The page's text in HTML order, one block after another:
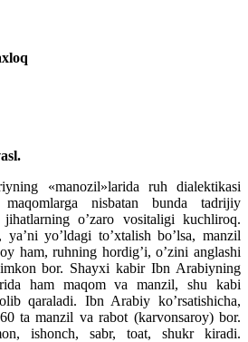
«manozil»larida ruh dialektikasi
nisbatan bunda tadrijiy
o’zaro vositaligi kuchliroq.
yo’ldagi to’xtalish bo’lsa, manzil
ham, ruhning hordig’i, o’zini anglashi
bor. Shayxi kabir Ibn Arabiyning
ham maqom va manzil, shu kabi
qaraladi. Ibn Arabiy ko’rsatishicha,
ta manzil va rabot (karvonsaroy) bor.
ishonch, sabr, toat, shukr kiradi.